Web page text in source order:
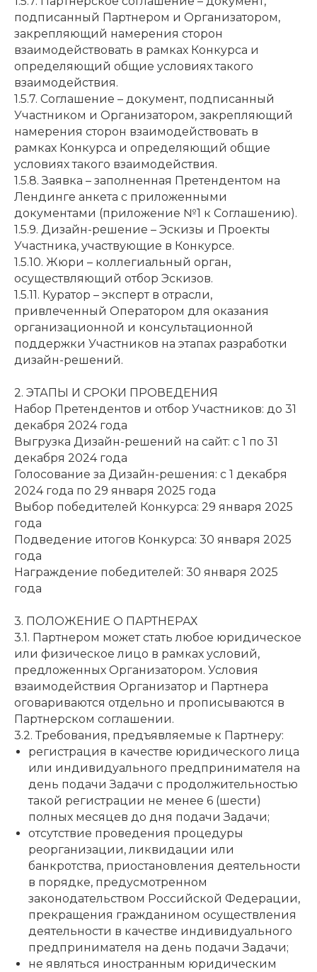
подписанный Партнером и Организатором,
закрепляющий намерения сторон
взаимодействовать в рамках Конкурса и
определяющий общие условиях такого
взаимодействия.
1.5.7. Соглашение – документ, подписанный
Участником и Организатором, закрепляющий
намерения сторон взаимодействовать в
рамках Конкурса и определяющий общие
условиях такого взаимодействия.
1.5.8. Заявка – заполненная Претендентом на
Лендинге анкета с приложенными
документами (приложение №1 к Соглашению).
1.5.9. Дизайн-решение – Эскизы и Проекты
Участника, участвующие в Конкурсе.
1.5.10. Жюри – коллегиальный орган,
осуществляющий отбор Эскизов.
1.5.11. Куратор – эксперт в отрасли,
привлеченный Оператором для оказания
организационной и консультационной
поддержки Участников на этапах разработки
дизайн-решений.
2. ЭТАПЫ И СРОКИ ПРОВЕДЕНИЯ
Набор Претендентов и отбор Участников: до 31
декабря 2024 года
Выгрузка Дизайн-решений на сайт: с 1 по 31
декабря 2024 года
Голосование за Дизайн-решения: с 1 декабря
2024 года по 29 января 2025 года
Выбор победителей Конкурса: 29 января 2025
года
Подведение итогов Конкурса: 30 января 2025
года
Награждение победителей: 30 января 2025
года
3. ПОЛОЖЕНИЕ О ПАРТНЕРАХ
3.1. Партнером может стать любое юридическое
или физическое лицо в рамках условий,
предложенных Организатором. Условия
взаимодействия Организатор и Партнера
оговариваются отдельно и прописываются в
Партнерском соглашении.
3.2. Требования, предъявляемые к Партнеру:
регистрация в качестве юридического лица
или индивидуального предпринимателя на
день подачи Задачи с продолжительностью
такой регистрации не менее 6 (шести)
полных месяцев до дня подачи Задачи;
отсутствие проведения процедуры
реорганизации, ликвидации или
банкротства, приостановления деятельности
в порядке, предусмотренном
законодательством Российской Федерации,
прекращения гражданином осуществления
деятельности в качестве индивидуального
предпринимателя на день подачи Задачи;
не являться иностранным юридическим